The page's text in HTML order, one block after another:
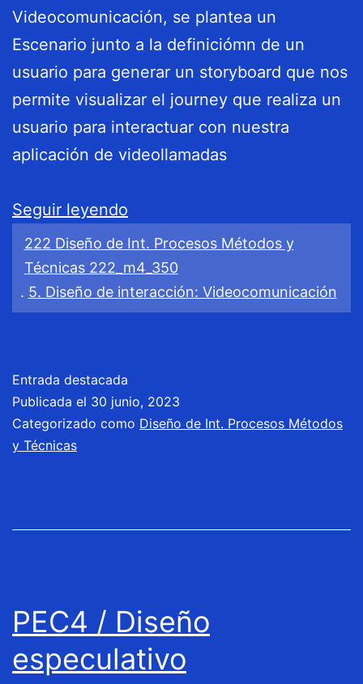
Videocomunicación, se plantea un
Escenario junto a la definiciómn de un
usuario para generar un storyboard que nos
permite visualizar el journey que realiza un
usuario para interactuar con nuestra
aplicación de videollamadas
Seguir leyendo
222 Diseño de Int. Procesos Métodos y
Técnicas 222_m4_350
. 5. Diseño de interacción: Videocomunicación
Entrada destacada
Publicada el 30 junio, 2023
Categorizado como Diseño de Int. Procesos Métodos
y Técnicas
PEC4 / Diseño
especulativo